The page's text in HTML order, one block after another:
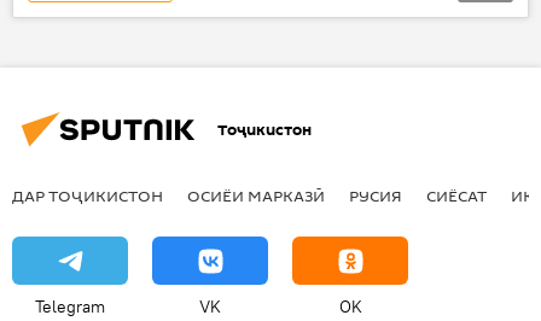
Рӯйдод, ҷиноят ва ҳолатҳои фавқулода
фоҷиа
садамаи нақлиётӣ
Тоҷикистон
ДАР ТОҶИКИСТОН ОСИЁИ МАРКАЗӢ РУСИЯ СИЁСАТ
Telegram VK OK